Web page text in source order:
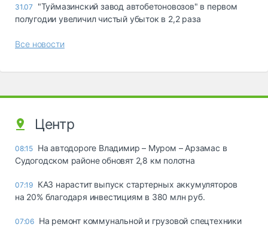
31.07
"Туймазинский завод автобетоновозов" в первом
полугодии увеличил чистый убыток в 2,2 раза
Все новости
Центр
08:15 На автодороге Владимир – Муром – Арзамас в
Судогодском районе обновят 2,8 км полотна
07:19 КАЗ нарастит выпуск стартерных аккумуляторов
на 20% благодаря инвестициям в 380 млн руб.
07:06 На ремонт коммунальной и грузовой спецтехники